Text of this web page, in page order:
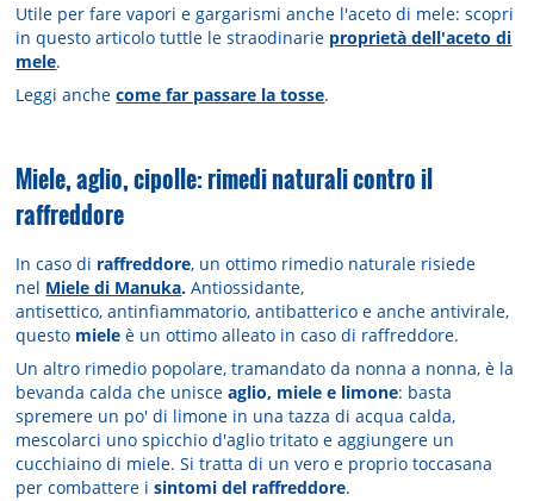
Utile per fare vapori e gargarismi anche l'aceto di mele: scopri
in questo articolo tuttle le straodinarie proprietà dell'aceto di
mele.
Leggi anchecome far passare la tosse.
Miele, aglio, cipolle: rimedi naturali contro il
raffreddore
In caso di raffreddore, un ottimo rimedio naturale risiede
nel Miele di Manuka.Antiossidante,
antisettico, antinfiammatorio, antibatterico e anche antivirale,
questo miele è un ottimo alleato in caso di raffreddore.
Un altro rimedio popolare, tramandato da nonna a nonna, è la
bevanda calda che unisceaglio, miele e limone: basta
spremere un po' di limone in una tazza di acqua calda,
mescolarci uno spicchio d'aglio tritato e aggiungere un
cucchiaino di miele. Si tratta di un vero e proprio toccasana
per combattere isintomi del raffreddore.